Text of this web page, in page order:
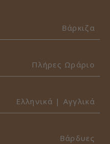
Βάρκιζα
Πλήρες Ωράριο
Ελληνικά | Αγγλικά
Βάρδυες